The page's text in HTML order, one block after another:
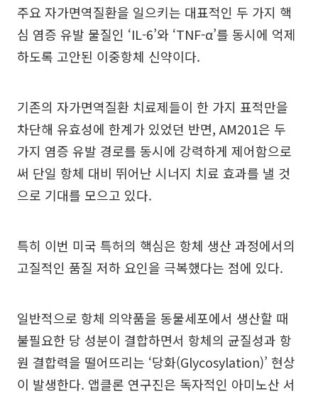
주요 자가면역질환을 일으키는 대표적인 두 가지 핵
심 염증 유발 물질인 ‘IL-6’와 ‘TNF-α’를 동시에 억제
하도록 고안된 이중항체 신약이다.
기존의 자가면역질환 치료제들이 한 가지 표적만을
차단해 유효성에 한계가 있었던 반면, AM201은 두
가지 염증 유발 경로를 동시에 강력하게 제어함으로
써 단일 항체 대비 뛰어난 시너지 치료 효과를 낼 것
으로 기대를 모으고 있다.
특히 이번 미국 특허의 핵심은 항체 생산 과정에서의
고질적인 품질 저하 요인을 극복했다는 점에 있다.
일반적으로 항체 의약품을 동물세포에서 생산할 때
불필요한 당 성분이 결합하면서 항체의 균질성과 항
원 결합력을 떨어뜨리는 ‘당화(Glycosylation)’ 현상
이 발생한다. 앱클론 연구진은 독자적인 아미노산 서